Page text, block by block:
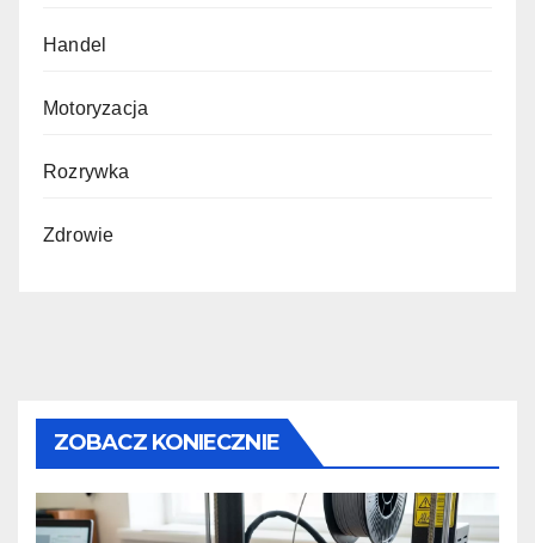
Handel
Motoryzacja
Rozrywka
Zdrowie
ZOBACZ KONIECZNIE